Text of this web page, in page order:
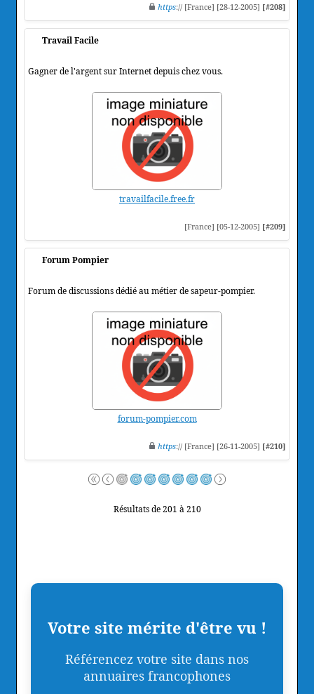
https:// [France] [28-12-2005] [#208]
Travail Facile
Gagner de l'argent sur Internet depuis chez vous.
travailfacile.free.fr
[France] [05-12-2005] [#209]
Forum Pompier
Forum de discussions dédié au métier de sapeur-pompier.
forum-pompier.com
https:// [France] [26-11-2005] [#210]
Résultats de 201 à 210
Votre site mérite d'être vu !
Référencez votre site dans nos
annuaires francophones